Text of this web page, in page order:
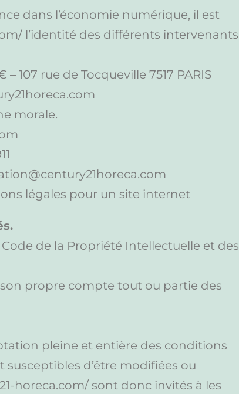
dans l’économie numérique, il est
l’identité des différents intervenants
– 107 rue de Tocqueville 7517 PARIS
morale.
légales pour un site internet
de la Propriété Intellectuelle et des
propre compte tout ou partie des
pleine et entière des conditions
susceptibles d’être modifiées ou
horeca.com/ sont donc invités à les